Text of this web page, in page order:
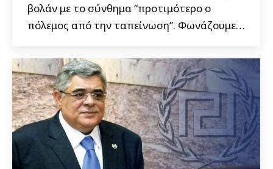
βολάν με το σύνθημα “προτιμότερο ο
πόλεμος από την ταπείνωση”. Φωνάζουμε…